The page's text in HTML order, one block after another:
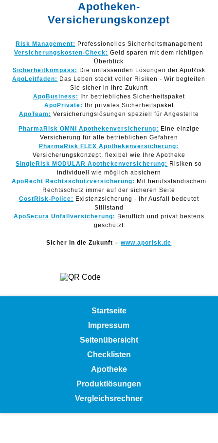
Apotheken-
Versicherungskonzept
Risk Management: Professionelles Sicherheitsmanagement
Versicherungskosten-Check: Geld sparen mit dem richtigen
Überblick
Sicherheitkompass: Die umfassenden Lösungen der ApoRisk
ApoLeitfaden: Das Leben steckt voller Risiken - Wir begleiten
Sie sicher in Ihre Zukunft
ApoBusiness:
Ihr betriebliches Sicherheitspaket
ApoPrivate:
Ihr privates Sicherheitspaket
ApoTeam: Versicherungslösungen speziell für Angestellte
PharmaRisk OMNI Apothekenversicherung: Eine einzige
Versicherung für alle betrieblichen Gefahren
PharmaRisk FLEX Apothekenversicherung:
Versicherungskonzept, flexibel wie Ihre Apotheke
SingleRisk MODULAR Apothekenversicherung: Risiken so
individuell wie möglich absichern
ApoRecht Rechtsschutzversicherung: Mit berufsständischem
Rechtsschutz immer auf der sicheren Seite
CostRisk-Police: Existenzsicherung - Ihr Ausfall bedeutet
Stillstand
ApoSecura Unfallversicherung: Beruflich und privat bestens
geschützt
Sicher in die Zukunft –www.aporisk.de
Startseite
Impressum
Seitenübersicht
Checklisten
Apotheke
Produktlösungen
Vergleichsrechner